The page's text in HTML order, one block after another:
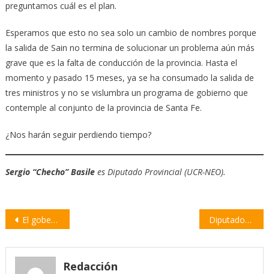
preguntamos cuál es el plan.
Esperamos que esto no sea solo un cambio de nombres porque
la salida de Sain no termina de solucionar un problema aún más
grave que es la falta de conducción de la provincia. Hasta el
momento y pasado 15 meses, ya se ha consumado la salida de
tres ministros y no se vislumbra un programa de gobierno que
contemple al conjunto de la provincia de Santa Fe.
¿Nos harán seguir perdiendo tiempo?
Sergio “Checho” Basilees Diputado Provincial (UCR-NEO).
Navegación
entradas
El gobernador Perotti puso en funciones al nuevo ministro de Seguridad Diputados solicitó informes por incompatibilidades del titular de la API
Redacción